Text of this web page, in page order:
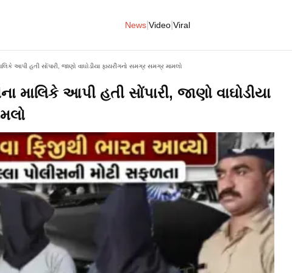
News Video Viral
આપી હતી સોંપારી, જાણો વાઘોડીયા ફાયરીંગનો સમગ્ર સમગ્ર મામલો
માલિકે આપી હતી સોંપારી, જાણો વાઘોડીયા